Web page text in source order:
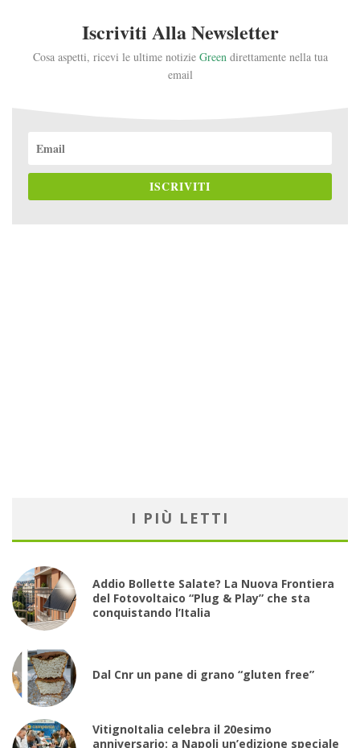
Iscriviti Alla Newsletter
Cosa aspetti, ricevi le ultime notizie Greendirettamente nella tua
email
ISCRIVITI
I PIÙ LETTI
Addio Bollette Salate? La Nuova Frontiera
del Fotovoltaico “Plug & Play” che sta
conquistando l’Italia
Dal Cnr un pane di grano “gluten free”
VitignoItalia celebra il 20esimo
anniversario: a Napoli un’edizione speciale